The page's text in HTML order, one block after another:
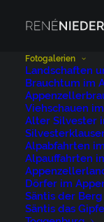
Fotogalerien
Landschaften
Brauchtum im
Viehschauen
Alter Silvester
Alpabfahrten
Alpauffahrten
Dörfer im
Säntis der Berg
Säntis das
Zero
Kunde:
Creation: